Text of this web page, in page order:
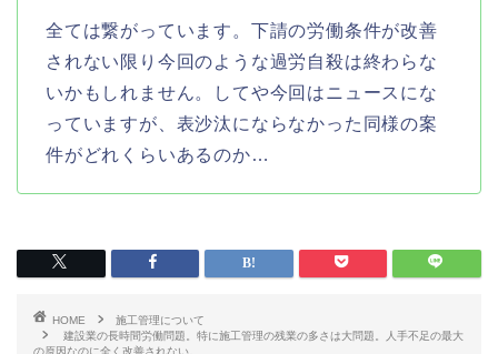
全ては繋がっています。下請の労働条件が改善
されない限り今回のような過労自殺は終わらな
いかもしれません。してや今回はニュースにな
っていますが、表沙汰にならなかった同様の案
件がどれくらいあるのか…
HOME
施工管理について
建設業の長時間労働問題。特に施工管理の残業の多さは大問題。人手不足の最大
の原因なのに全く改善されない。